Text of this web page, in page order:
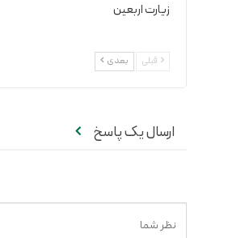
زیارت اربعین
قبلی بعدی
ارسال یک پاسخ